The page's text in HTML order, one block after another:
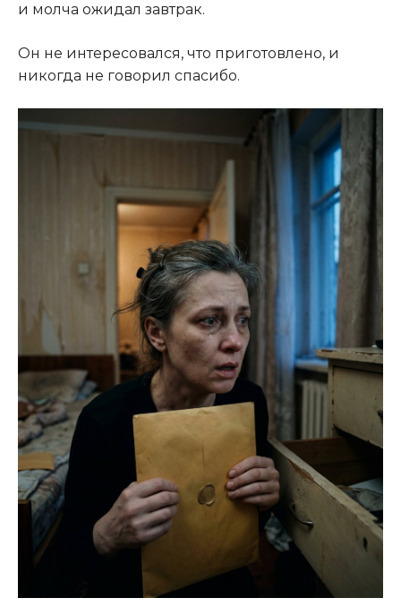
и молча ожидал завтрак.
Он не интересовался, что приготовлено, и
никогда не говорил спасибо.